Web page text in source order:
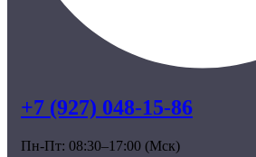
+7 (927) 048-15-86
Пн-Пт: 08:30–17:00 (Мск)